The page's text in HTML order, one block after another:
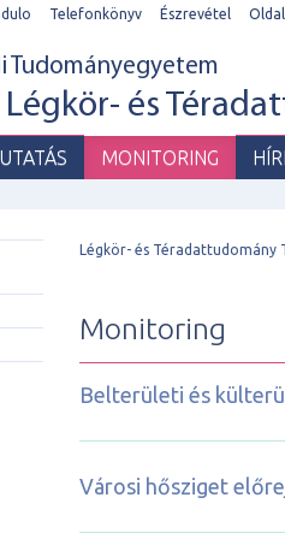
Telefonkönyv Észrevétel
Tudományegyetem
Légkör- és
MONITORING
Légkör- és Téradattudomány
Monitoring
Belterületi és
Városi hősziget